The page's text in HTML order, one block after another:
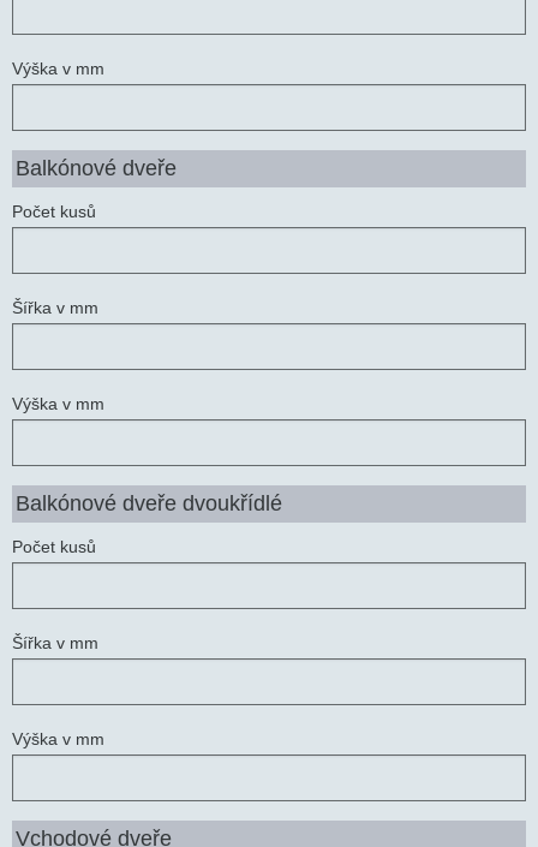
Výška v mm
Balkónové dveře
Počet kusů
Šířka v mm
Výška v mm
Balkónové dveře dvoukřídlé
Počet kusů
Šířka v mm
Výška v mm
Vchodové dveře